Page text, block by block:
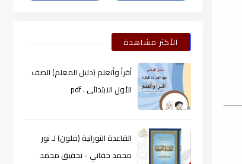
الأكثر مشاهدة
أقرأ وأتعلم (دليل المعلم) الصف
الأول الابتدائى ، pdf
القاعدة النورانية (ملون) لـ نور
محمد حقاني - تحقيق محمد